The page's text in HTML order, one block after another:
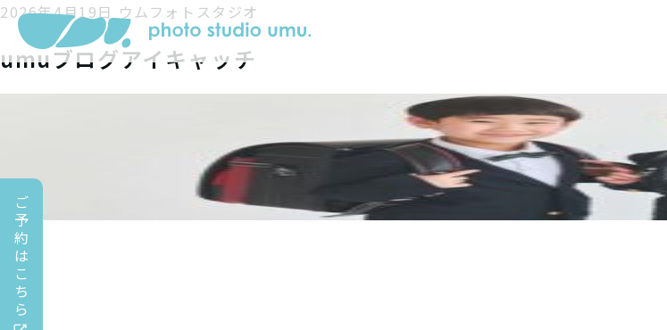
ご
予
約
は
こ
ち
ら
2026年4月19日 ウムフォトスタジオ
umuブログアイキャッチ